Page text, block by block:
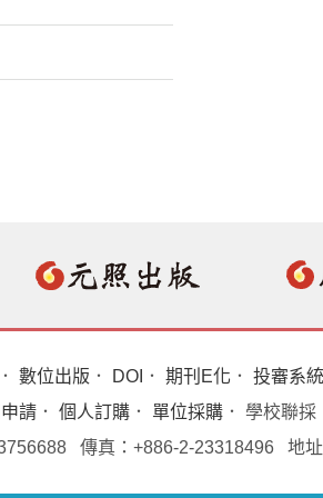
． 數位出版 ． DOI ． 期刊E化 ． 投審系統
請 ． 個人訂購 ． 單位採購 ． 學校聯
傳真：+886-2-23318496 地